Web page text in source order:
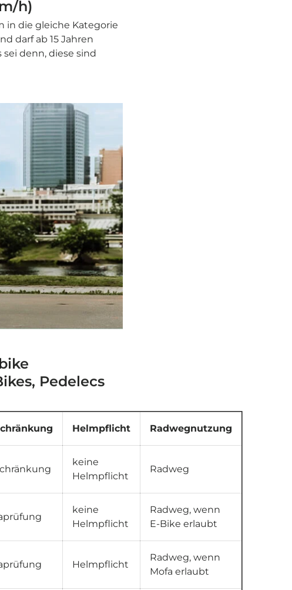
h)
in die gleiche Kategorie
darf ab 15 Jahren
denn, diese sind
Pedelecs
Helmpflicht Radwegnutzung
keine
Helmpflicht
Radweg
keine
Helmpflicht
Radweg, wenn
E-Bike erlaubt
Helmpflicht
Radweg, wenn
Mofa erlaubt